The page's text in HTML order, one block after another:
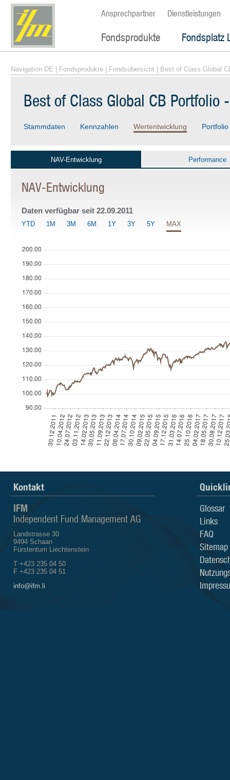
Ansprechpartner Dienstleistungen
Fondsprodukte Fondsplatz
Navigation DE Fondsprodukte Fondsübersicht | Best of Class Global
Best of Class Global CB Portfolio
Stammdaten Kennzahlen Wertentwicklung Portfolio
NAV-Entwicklung Performance
NAV-Entwicklung
Daten verfügbar seit 22.09.2011
YTD 1M 3M 6M 1Y 3Y 5Y MAX
Kontakt
IFM
Independent Fund Management AG
Landstrasse 30
9494 Schaan
Fürstentum Liechtenstein
T +423 235 04 50
F +423 235 04 51
info@ifm.li
Glossar
Links
FAQ
Sitemap